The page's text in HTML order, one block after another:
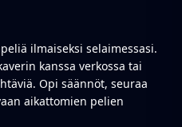
ilmaiseksi selaimessasi.
kanssa verkossa tai
Opi säännöt, seuraa
aikattomien pelien